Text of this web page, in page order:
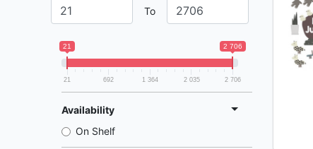
To
21 2 706
21 692 1 364 2 035 2 706
Availability
On Shelf